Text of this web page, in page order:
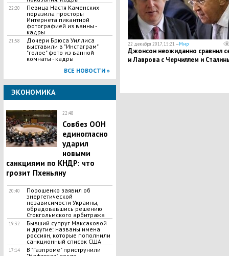
22:20
Певица Настя Каменских
поразила просторы
Интернета пикантной
фотографией из ванны -
кадры
21:58
Дочери Брюса Уиллиса
выставили в "Инстаграм"
"голое" фото из ванной
комнаты - кадры
ВСЕ НОВОСТИ »
ЭКОНОМИКА
22:48
Совбез ООН
единогласно
ударил
новыми
санкциями по КНДР: что
грозит Пхеньяну
20:40
Порошенко заявил об
энергетической
независимости Украины,
обрадовавшись решению
Стокгольмского арбитража
19:32
Бывший супруг Максаковой
и другие: названы имена
россиян, которые пополнили
санкционный список США
17:14
В "Газпроме" приструнили
22 декабря 2017, 15:21 —Мир
Джонсон неожиданно сравнил
и Лаврова с Черчиллем и